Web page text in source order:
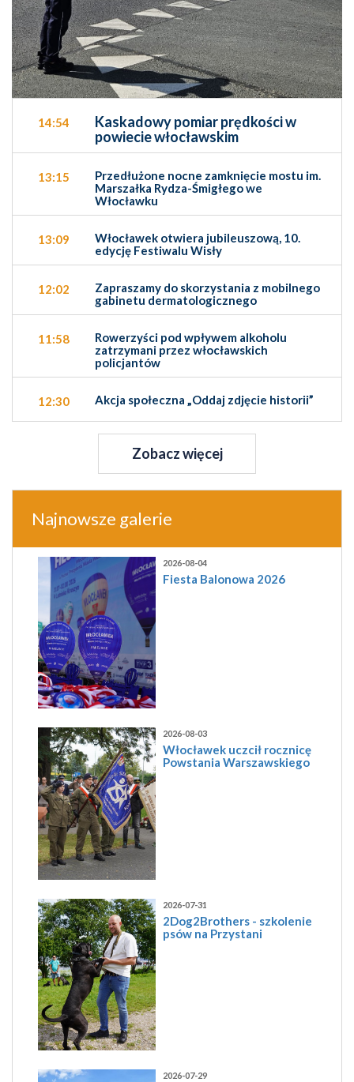
14:54
Kaskadowy pomiar prędkości w
powiecie włocławskim
13:15
Przedłużone nocne zamknięcie mostu im.
Marszałka Rydza-Śmigłego we
Włocławku
13:09
Włocławek otwiera jubileuszową, 10.
edycję Festiwalu Wisły
12:02
Zapraszamy do skorzystania z mobilnego
gabinetu dermatologicznego
11:58
Rowerzyści pod wpływem alkoholu
zatrzymani przez włocławskich
policjantów
12:30 Akcja społeczna „Oddaj zdjęcie historii”
Zobacz więcej
Najnowsze galerie
2026-08-04
Fiesta Balonowa 2026
2026-08-03
Włocławek uczcił rocznicę
Powstania Warszawskiego
2026-07-31
2Dog2Brothers - szkolenie
psów na Przystani
2026-07-29